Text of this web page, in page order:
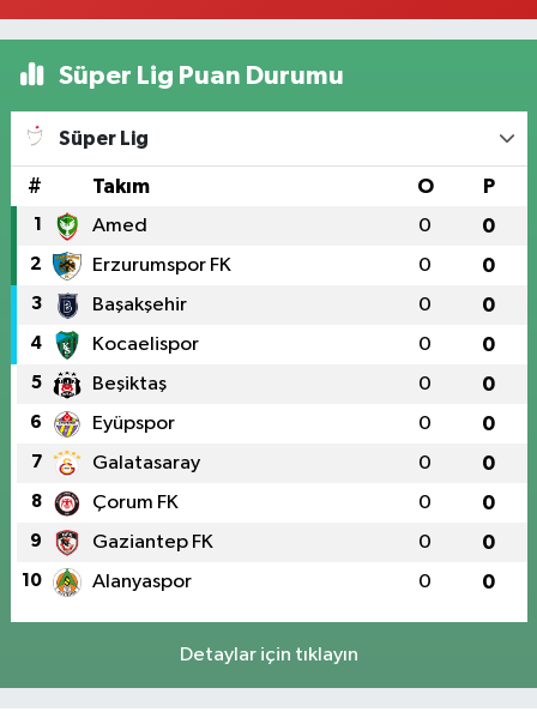
Süper Lig Puan Durumu
Süper Lig
# Takım O P
1 Amed 0 0
2 Erzurumspor FK 0 0
3 Başakşehir 0 0
4 Kocaelispor 0 0
5 Beşiktaş 0 0
6 Eyüpspor 0 0
7 Galatasaray 0 0
8 Çorum FK 0 0
9 Gaziantep FK 0 0
10 Alanyaspor 0 0
Detaylar için tıklayın